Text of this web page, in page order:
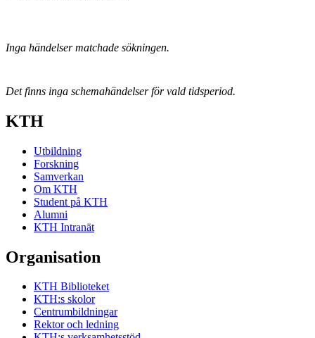
Inga händelser matchade sökningen.
Det finns inga schemahändelser för vald tidsperiod.
KTH
Utbildning
Forskning
Samverkan
Om KTH
Student på KTH
Alumni
KTH Intranät
Organisation
KTH Biblioteket
KTH:s skolor
Centrumbildningar
Rektor och ledning